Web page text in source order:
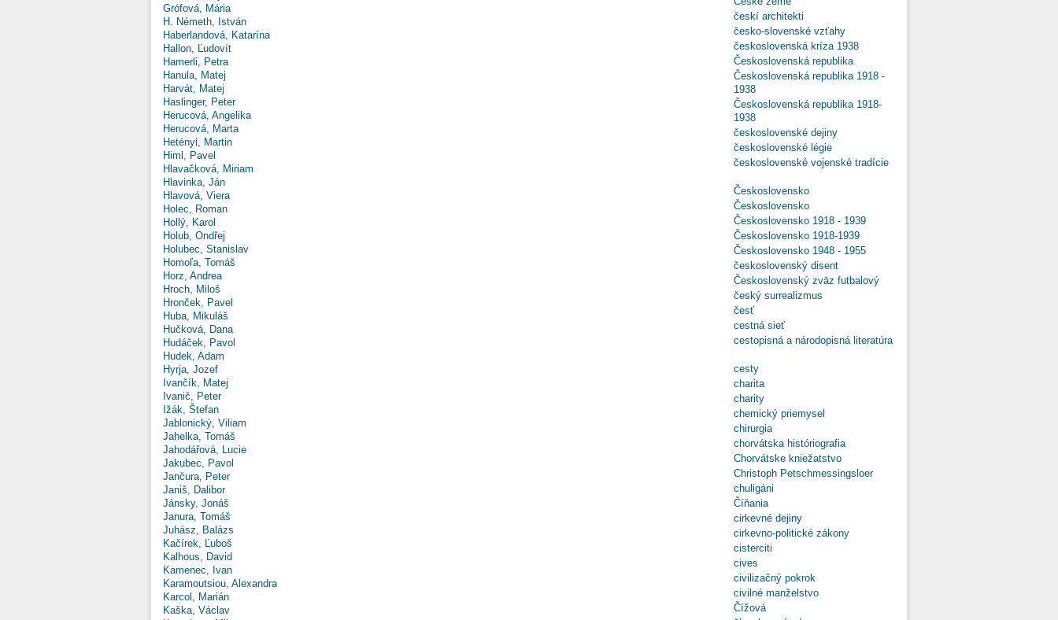
Grófová, Mária
H. Németh, István
Haberlandová, Katarína
Hallon, Ľudovít
Hamerli, Petra
Hanula, Matej
Harvát, Matej
Haslinger, Peter
Herucová, Angelika
Herucová, Marta
Hetényi, Martin
Himl, Pavel
Hlavačková, Miriam
Hlavinka, Ján
Hlavová, Viera
Holec, Roman
Hollý, Karol
Holub, Ondřej
Holubec, Stanislav
Homoľa, Tomáš
Horz, Andrea
Hroch, Miloš
Hronček, Pavel
Huba, Mikuláš
Hučková, Dana
Hudáček, Pavol
Hudek, Adam
Hyrja, Jozef
Ivančík, Matej
Ivanič, Peter
Ižák, Štefan
Jablonický, Viliam
Jahelka, Tomáš
Jahodářová, Lucie
Jakubec, Pavol
Jančura, Peter
Janiš, Dalibor
Jánsky, Jonáš
Janura, Tomáš
Juhász, Balázs
Kačírek, Ľuboš
Kalhous, David
Kamenec, Ivan
Karamoutsiou, Alexandra
Karcol, Marián
Kaška, Václav
českí architekti
česko-slovenské vzťahy
československá kríza 1938
Československá republika
Československá republika 1918 -
1938
Československá republika 1918-
1938
československé dejiny
československé légie
československé vojenské tradície
Československo
Československo
Československo 1918 - 1939
Československo 1918-1939
Československo 1948 - 1955
československý disent
Československý zväz futbalový
český surrealizmus
česť
cestná sieť
cestopisná a národopisná literatúra
cesty
charita
charity
chemický priemysel
chirurgia
chorvátska históriografia
Chorvátske kniežatstvo
Christoph Petschmessingsloer
chuligáni
Číňania
cirkevné dejiny
cirkevno-politické zákony
cisterciti
cives
civilizačný pokrok
civilné manželstvo
Čížová